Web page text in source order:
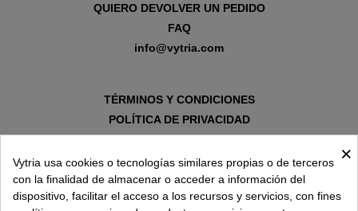
QUIERO DEVOLVER UN PEDIDO
FAQ
info@vytria.com
TÉRMINOS Y CONDICIONES
POLÍTICA DE PRIVACIDAD
AVISO LEGAL
POLÍTICA DE COOKIES
×
Vytria usa cookies o tecnologías similares propias o de terceros
con la finalidad de almacenar o acceder a información del
dispositivo, facilitar el acceso a los recursos y servicios, con fines